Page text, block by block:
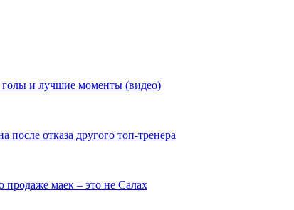
и лучшие моменты (видео)
после отказа другого топ-тренера
продаже маек – это не Салах